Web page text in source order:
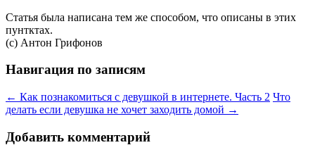
Статья была написана тем же способом, что описаны в этих
пунтктах.
(с) Антон Грифонов
Навигация по записям
← Как познакомиться с девушкой в интернете. Часть 2 Что
делать если девушка не хочет заходить домой →
Добавить комментарий